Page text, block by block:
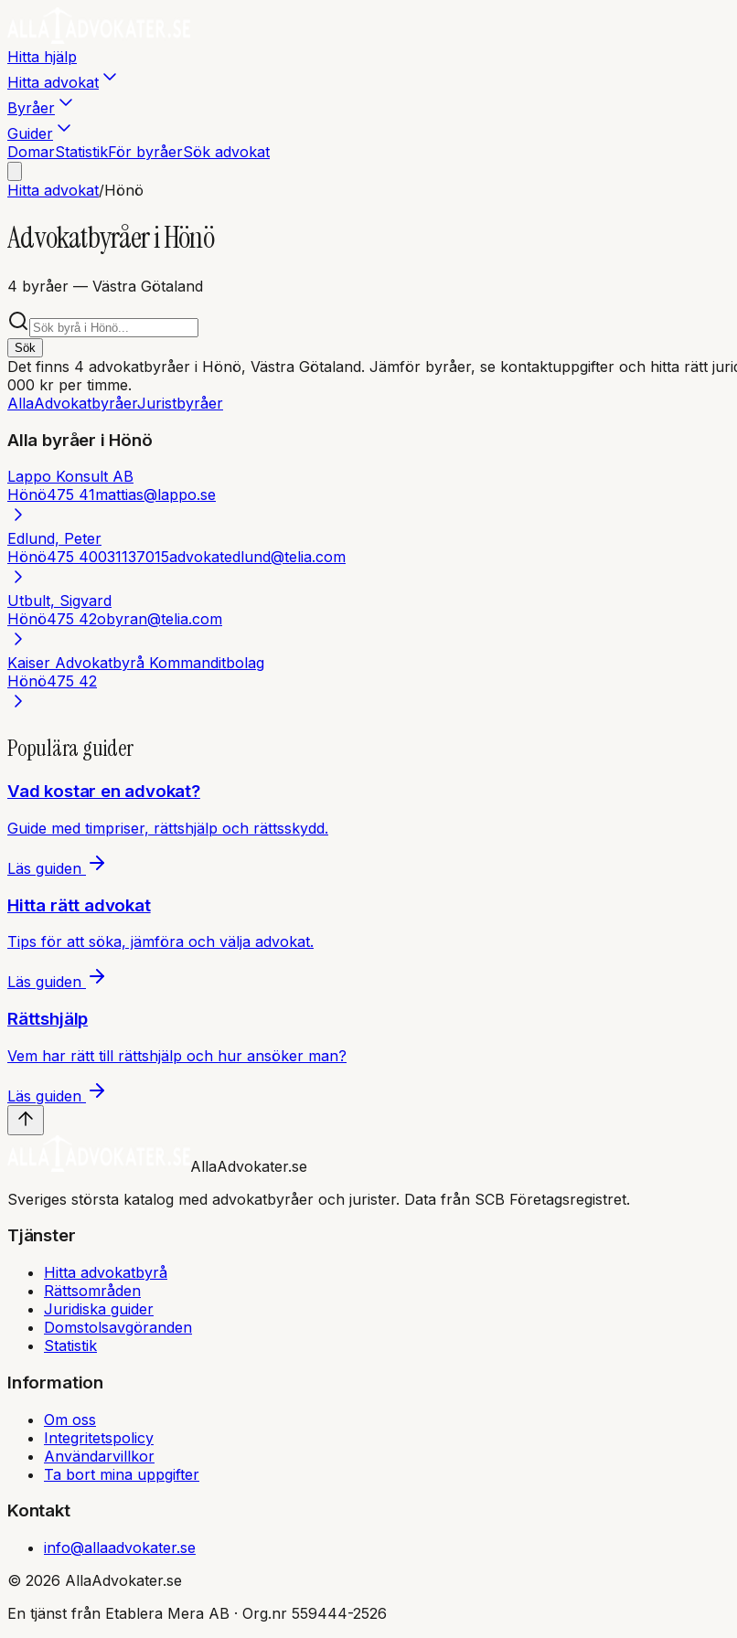
Hitta hjälp
Hitta advokat
Byråer
Guider
DomarStatistikFör byråerSök advokat
Hitta advokat/Hönö
Advokatbyråer iHönö
4 byråer — Västra Götaland
Sök
Det finns 4 advokatbyråer i Hönö, Västra Götaland. Jämför byråer, se kontaktuppgifter och hitta rätt
000 kr per timme.
AllaAdvokatbyråerJuristbyråer
Alla byråer i Hönö
Lappo Konsult AB
Hönö475 41mattias@lappo.se
Edlund, Peter
Hönö475 40031137015advokatedlund@telia.com
Utbult, Sigvard
Hönö475 42obyran@telia.com
Kaiser Advokatbyrå Kommanditbolag
Hönö475 42
Populära guider
Vad kostar en advokat?
Guide med timpriser, rättshjälp och rättsskydd.
Läs guiden
Hitta rätt advokat
Tips för att söka, jämföra och välja advokat.
Läs guiden
Rättshjälp
Vem har rätt till rättshjälp och hur ansöker man?
Läs guiden
AllaAdvokater.se
Sveriges största katalog med advokatbyråer och jurister. Data från SCB Företagsregistret.
Tjänster
Hitta advokatbyrå
Rättsområden
Juridiska guider
Domstolsavgöranden
Statistik
Information
Om oss
Integritetspolicy
Användarvillkor
Ta bort mina uppgifter
Kontakt
info@allaadvokater.se
© 2026 AllaAdvokater.se
En tjänst från Etablera Mera AB · Org.nr 559444-2526